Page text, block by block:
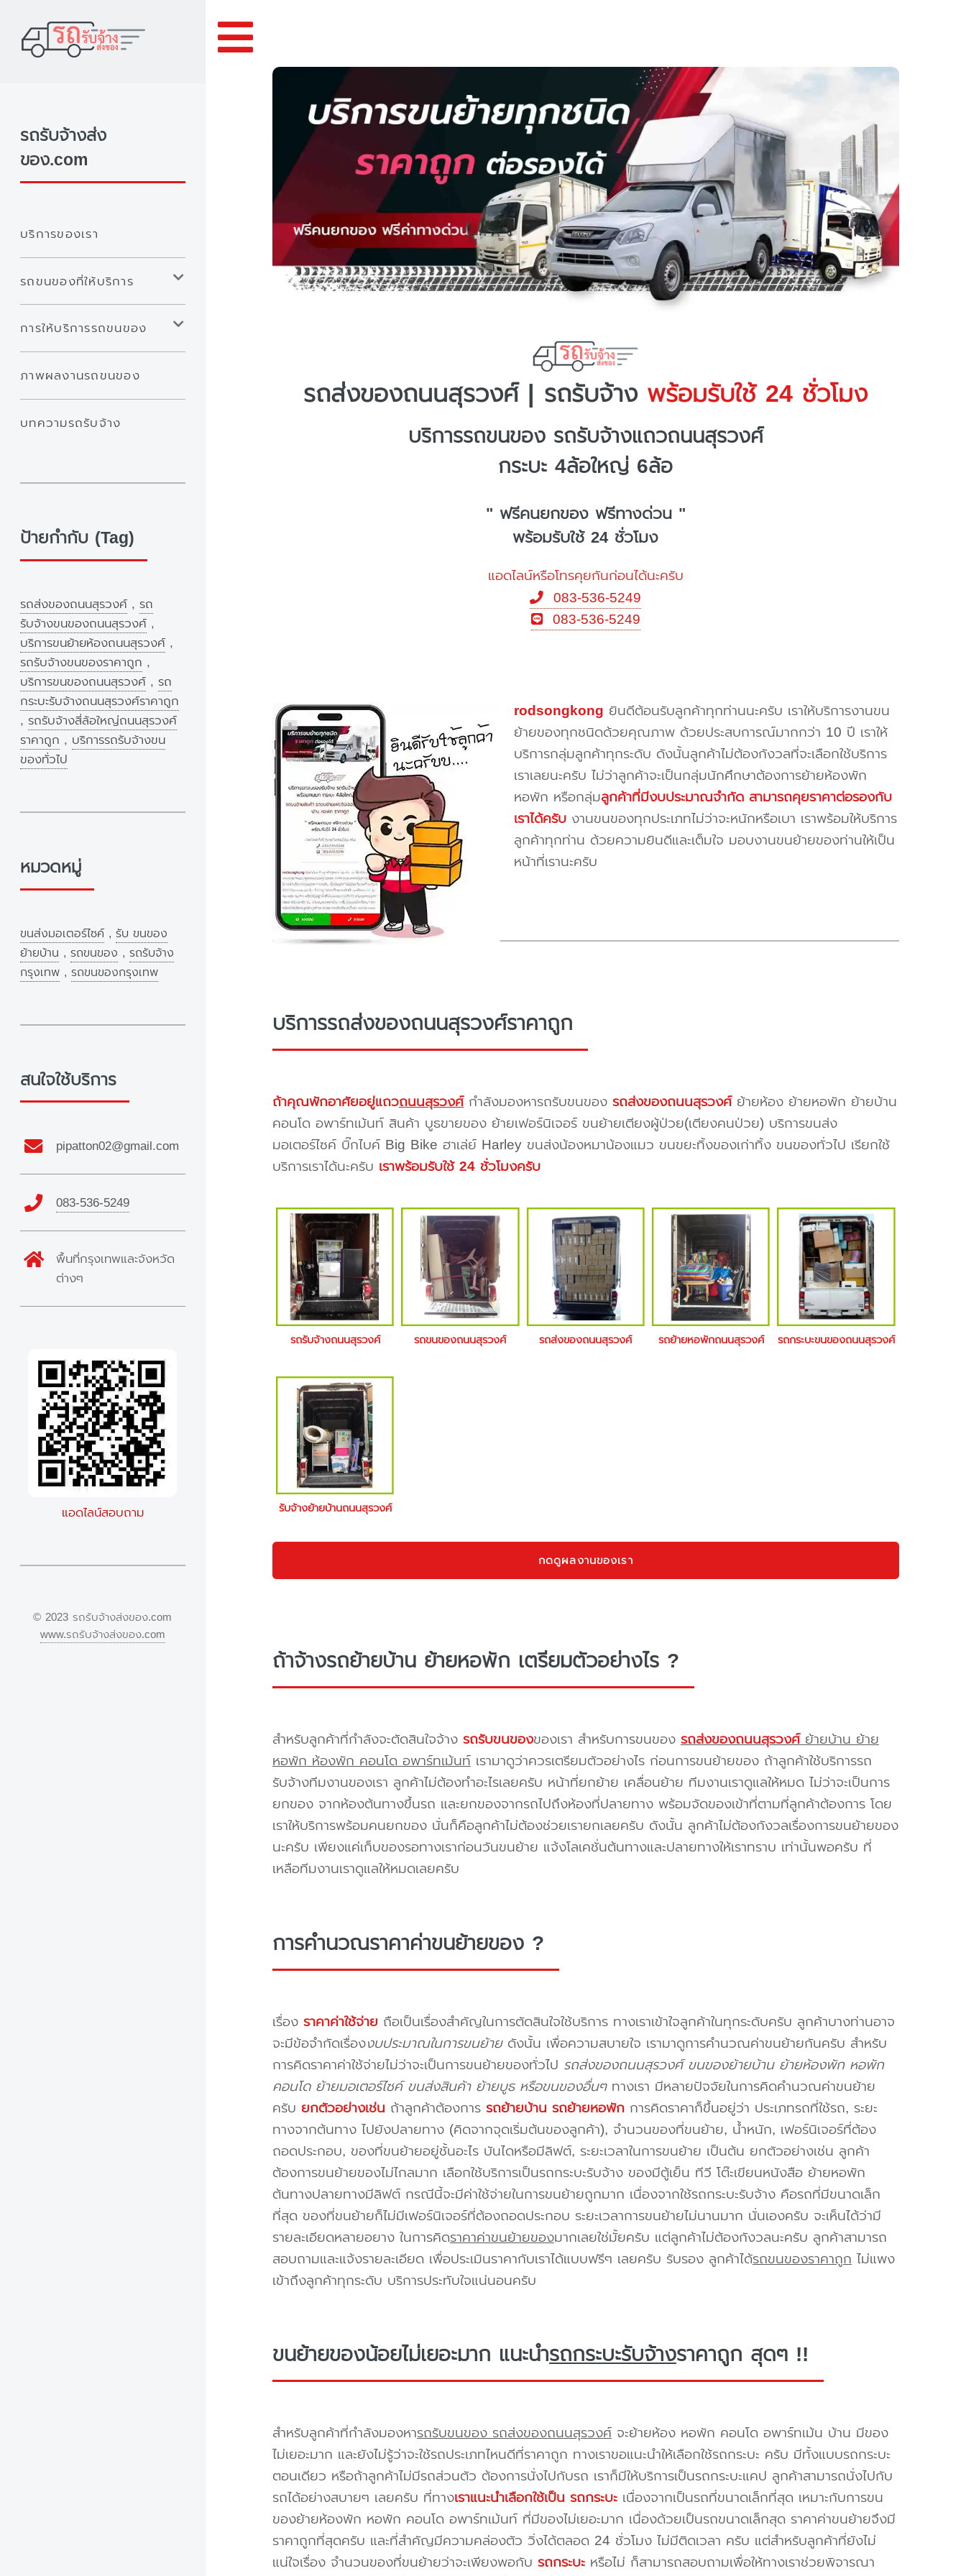
รถส่งของถนนสุรวงศ์ | รถรับจ้าง พร้อมรับใช้ 24 ชั่วโมง
บริการรถขนของ รถรับจ้างแถวถนนสุรวงศ์
กระบะ 4ล้อใหญ่ 6ล้อ
" ฟรีคนยกของ ฟรีทางด่วน "
พร้อมรับใช้ 24 ชั่วโมง
แอดไลน์หรือโทรคุยกันก่อนได้นะครับ
083-536-5249
083-536-5249
rodsongkong ยินดีต้อนรับลูกค้าทุกท่านนะครับ เราให้บริการงานขน
ย้ายของทุกชนิดด้วยคุณภาพ ด้วยประสบการณ์มากกว่า 10 ปี เราให้
บริการกลุ่มลูกค้าทุกระดับ ดังนั้นลูกค้าไม่ต้องกังวลที่จะเลือกใช้บริการ
เราเลยนะครับ ไม่ว่าลูกค้าจะเป็นกลุ่มนักศึกษาต้องการย้ายห้องพัก
หอพัก หรือกลุ่มลูกค้าที่มีงบประมาณจำกัด สามารถคุยราคาต่อรองกับ
เราได้ครับงานขนของทุกประเภทไม่ว่าจะหนักหรือเบา เราพร้อมให้บริการ
ลูกค้าทุกท่าน ด้วยความยินดีและเต็มใจ มอบงานขนย้ายของท่านให้เป็น
หน้าที่เรานะครับ
บริการรถส่งของถนนสุรวงศ์ราคาถูก
ถ้าคุณพักอาศัยอยู่แถวถนนสุรวงศ์กำลังมองหารถรับขนของ รถส่งของถนนสุรวงศ์ย้ายห้อง ย้ายหอพัก ย้ายบ้าน
คอนโด อพาร์ทเม้นท์ สินค้า บูธขายของ ย้ายเฟอร์นิเจอร์ ขนย้ายเตียงผู้ป่วย(เตียงคนป่วย) บริการขนส่ง
มอเตอร์ไซค์ บิ๊กไบค์ Big Bike ฮาเล่ย์ Harley ขนส่งน้องหมาน้องแมว ขนขยะทิ้งของเก่าทิ้ง ขนของทั่วไป เรียกใช้
บริการเราได้นะครับ เราพร้อมรับใช้ 24 ชั่วโมงครับ
รถรับจ้างถนนสุรวงศ์ รถขนของถนนสุรวงศ์ รถส่งของถนนสุรวงศ์ รถย้ายหอพักถนนสุรวงศ์ รถกระบะขนของถนนสุรวงศ์
รับจ้างย้ายบ้านถนนสุรวงศ์
กดดูผลงานของเรา
ถ้าจ้างรถย้ายบ้าน ย้ายหอพัก เตรียมตัวอย่างไร ?
สำหรับลูกค้าที่กำลังจะตัดสินใจจ้าง รถรับขนของของเรา สำหรับการขนของ รถส่งของถนนสุรวงศ์ย้ายบ้าน ย้าย
หอพัก ห้องพัก คอนโด อพาร์ทเม้นท์เรามาดูว่าควรเตรียมตัวอย่างไร ก่อนการขนย้ายของ ถ้าลูกค้าใช้บริการรถ
รับจ้างทีมงานของเรา ลูกค้าไม่ต้องทำอะไรเลยครับ หน้าที่ยกย้าย เคลื่อนย้าย ทีมงานเราดูแลให้หมด ไม่ว่าจะเป็นการ
ยกของ จากห้องต้นทางขึ้นรถ และยกของจากรถไปถึงห้องที่ปลายทาง พร้อมจัดของเข้าที่ตามที่ลูกค้าต้องการ โดย
เราให้บริการพร้อมคนยกของ นั่นก็คือลูกค้าไม่ต้องช่วยเรายกเลยครับ ดังนั้น ลูกค้าไม่ต้องกังวลเรื่องการขนย้ายของ
นะครับ เพียงแค่เก็บของรอทางเราก่อนวันขนย้าย แจ้งโลเคชั่นต้นทางและปลายทางให้เราทราบ เท่านั้นพอครับ ที่
เหลือทีมงานเราดูแลให้หมดเลยครับ
การคำนวณราคาค่าขนย้ายของ ?
เรื่อง ราคาค่าใช้จ่าย ถือเป็นเรื่องสำคัญในการตัดสินใจใช้บริการ ทางเราเข้าใจลูกค้าในทุกระดับครับ ลูกค้าบางท่านอาจ
จะมีข้อจำกัดเรื่องงบประมาณในการขนย้ายดังนั้น เพื่อความสบายใจ เรามาดูการคำนวณค่าขนย้ายกันครับ สำหรับ
การคิดราคาค่าใช้จ่ายไม่ว่าจะเป็นการขนย้ายของทั่วไป รถส่งของถนนสุรวงศ์ ขนของย้ายบ้าน ย้ายห้องพัก หอพัก
คอนโด ย้ายมอเตอร์ไซค์ ขนส่งสินค้า ย้ายบูธ หรือขนของอื่นๆทางเรา มีหลายปัจจัยในการคิดคำนวณค่าขนย้าย
ครับ ยกตัวอย่างเช่น ถ้าลูกค้าต้องการ รถย้ายบ้าน รถย้ายหอพักการคิดราคาก็ขึ้นอยู่ว่า ประเภทรถที่ใช้รถ, ระยะ
ทางจากต้นทาง ไปยังปลายทาง (คิดจากจุดเริ่มต้นของลูกค้า), จำนวนของที่ขนย้าย, น้ำหนัก, เฟอร์นิเจอร์ที่ต้อง
ถอดประกอบ, ของที่ขนย้ายอยู่ชั้นอะไร บันไดหรือมีลิฟต์, ระยะเวลาในการขนย้าย เป็นต้น ยกตัวอย่างเช่น ลูกค้า
ต้องการขนย้ายของไม่ไกลมาก เลือกใช้บริการเป็นรถกระบะรับจ้าง ของมีตู้เย็น ทีวี โต๊ะเขียนหนังสือ ย้ายหอพัก
ต้นทางปลายทางมีลิฟต์ กรณีนี้จะมีค่าใช้จ่ายในการขนย้ายถูกมาก เนื่องจากใช้รถกระบะรับจ้าง คือรถที่มีขนาดเล็ก
ที่สุด ของที่ขนย้ายก็ไม่มีเฟอร์นิเจอร์ที่ต้องถอดประกอบ ระยะเวลาการขนย้ายไม่นานมาก นั่นเองครับ จะเห็นได้ว่ามี
รายละเอียดหลายอยาง ในการคิดราคาค่าขนย้ายของมากเลยใช่มั้ยครับ แต่ลูกค้าไม่ต้องกังวลนะครับ ลูกค้าสามารถ
สอบถามและแจ้งรายละเอียด เพื่อประเมินราคากับเราได้แบบฟรีๆ เลยครับ รับรอง ลูกค้าได้รถขนของราคาถูกไม่แพง
เข้าถึงลูกค้าทุกระดับ บริการประทับใจแน่นอนครับ
ขนย้ายของน้อยไม่เยอะมาก แนะนำรถกระบะรับจ้างราคาถูก สุดๆ !!
สำหรับลูกค้าที่กำลังมองหารถรับขนของ รถส่งของถนนสุรวงศ์จะย้ายห้อง หอพัก คอนโด อพาร์ทเม้น บ้าน มีของ
ไม่เยอะมาก และยังไม่รู้ว่าจะใช้รถประเภทไหนดีที่ราคาถูก ทางเราขอแนะนำให้เลือกใช้รถกระบะ ครับ มีทั้งแบบรถกระบะ
ตอนเดียว หรือถ้าลูกค้าไม่มีรถส่วนตัว ต้องการนั่งไปกับรถ เราก็มีให้บริการเป็นรถกระบะแคป ลูกค้าสามารถนั่งไปกับ
รถได้อย่างสบายๆ เลยครับ ที่ทางเราแนะนำเลือกใช้เป็น รถกระบะเนื่องจากเป็นรถที่ขนาดเล็กที่สุด เหมาะกับการขน
ของย้ายห้องพัก หอพัก คอนโด อพาร์ทเม้นท์ ที่มีของไม่เยอะมาก เนื่องด้วยเป็นรถขนาดเล็กสุด ราคาค่าขนย้ายจึงมี
ราคาถูกที่สุดครับ และที่สำคัญมีความคล่องตัว วิ่งได้ตลอด 24 ชั่วโมง ไม่มีติดเวลา ครับ แต่สำหรับลูกค้าที่ยังไม่
แน่ใจเรื่อง จำนวนของที่ขนย้ายว่าจะเพียงพอกับ รถกระบะหรือไม่ ก็สามารถสอบถามเพื่อให้ทางเราช่วยพิจารณา
รถรับจ้างส่ง
ของ.com
บริการของเรา
รถขนของที่ให้บริการ
การให้บริการรถขนของ
ภาพผลงานรถขนของ
บทความรถรับจ้าง
ป้ายกำกับ (Tag)
รถส่งของถนนสุรวงศ์ , รถ
รับจ้างขนของถนนสุรวงศ์ ,
บริการขนย้ายห้องถนนสุรวงศ์ ,
รถรับจ้างขนของราคาถูก ,
บริการขนของถนนสุรวงศ์ , รถ
กระบะรับจ้างถนนสุรวงศ์ราคาถูก
, รถรับจ้างสี่ล้อใหญ่ถนนสุรวงศ์
ราคาถูก , บริการรถรับจ้างขน
ของทั่วไป
หมวดหมู่
ขนส่งมอเตอร์ไซค์ , รับ ขนของ
ย้ายบ้าน , รถขนของ , รถรับจ้าง
กรุงเทพ , รถขนของกรุงเทพ
สนใจใช้บริการ
pipatton02@gmail.com
083-536-5249
พื้นที่กรุงเทพและจังหวัด
ต่างๆ
แอดไลน์สอบถาม
© 2023 รถรับจ้างส่งของ.com
www.รถรับจ้างส่งของ.com